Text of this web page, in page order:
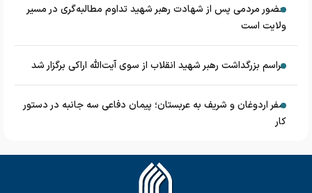
حضور مردمی پس از شهادت رهبر شهید تداوم مطالبه‌گری در مسیر
ولایت است
مراسم بزرگداشت رهبر شهید انقلاب از سوی آیت‌الله اراکی برگزار شد
سفر اردوغان و شریف به عربستان؛ پیمان دفاعی سه جانبه در دستور
کار